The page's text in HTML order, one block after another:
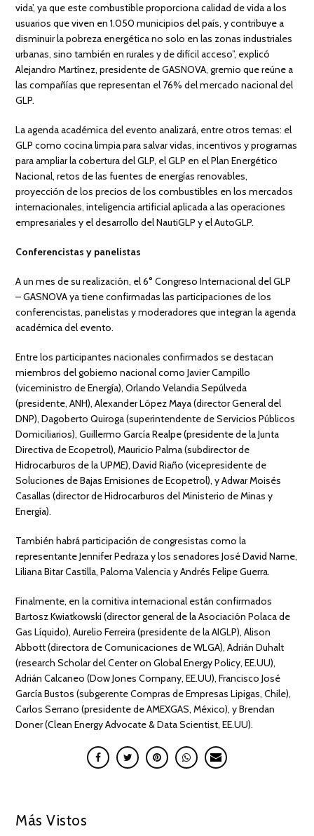
vida’, ya que este combustible proporciona calidad de vida a los
usuarios que viven en 1.050 municipios del país, y contribuye a
disminuir la pobreza energética no solo en las zonas industriales
urbanas, sino también en rurales y de difícil acceso”, explicó
Alejandro Martínez, presidente de GASNOVA, gremio que reúne a
las compañías que representan el 76% del mercado nacional del
GLP.
La agenda académica del evento analizará, entre otros temas: el
GLP como cocina limpia para salvar vidas, incentivos y programas
para ampliar la cobertura del GLP, el GLP en el Plan Energético
Nacional, retos de las fuentes de energías renovables,
proyección de los precios de los combustibles en los mercados
internacionales, inteligencia artificial aplicada a las operaciones
empresariales y el desarrollo del NautiGLP y el AutoGLP.
Conferencistas y panelistas
A un mes de su realización, el 6° Congreso Internacional del GLP
– GASNOVA ya tiene confirmadas las participaciones de los
conferencistas, panelistas y moderadores que integran la agenda
académica del evento.
Entre los participantes nacionales confirmados se destacan
miembros del gobierno nacional como Javier Campillo
(viceministro de Energía), Orlando Velandia Sepúlveda
(presidente, ANH), Alexander López Maya (director General del
DNP), Dagoberto Quiroga (superintendente de Servicios Públicos
Domiciliarios), Guillermo García Realpe (presidente de la Junta
Directiva de Ecopetrol), Mauricio Palma (subdirector de
Hidrocarburos de la UPME), David Riaño (vicepresidente de
Soluciones de Bajas Emisiones de Ecopetrol), y Adwar Moisés
Casallas (director de Hidrocarburos del Ministerio de Minas y
Energía).
También habrá participación de congresistas como la
representante Jennifer Pedraza y los senadores José David Name,
Liliana Bitar Castilla, Paloma Valencia y Andrés Felipe Guerra.
Finalmente, en la comitiva internacional están confirmados
Bartosz Kwiatkowski (director general de la Asociación Polaca de
Gas Líquido), Aurelio Ferreira (presidente de la AIGLP), Alison
Abbott (directora de Comunicaciones de WLGA), Adrián Duhalt
(research Scholar del Center on Global Energy Policy, EE.UU),
Adrián Calcaneo (Dow Jones Company, EE.UU), Francisco José
García Bustos (subgerente Compras de Empresas Lipigas, Chile),
Carlos Serrano (presidente de AMEXGAS, México), y Brendan
Doner (Clean Energy Advocate & Data Scientist, EE.UU).
Más Vistos